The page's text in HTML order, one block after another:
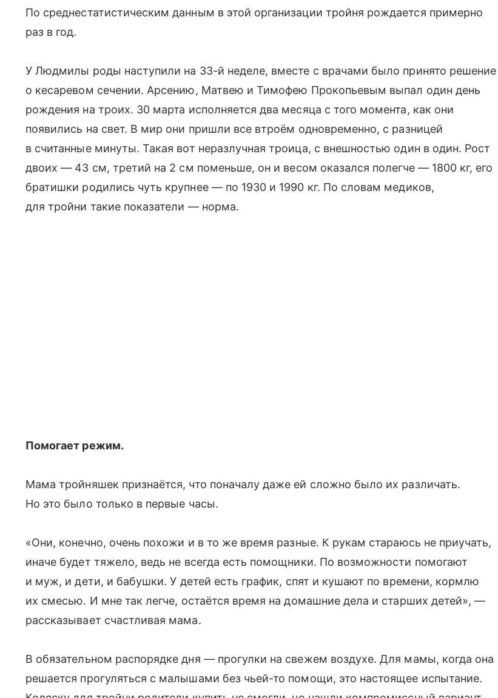
По среднестатистическим данным в этой организации тройня рождается примерно
раз в год.
У Людмилы роды наступили на 33-й неделе, вместе с врачами было принято решение
о кесаревом сечении. Арсению, Матвею и Тимофею Прокопьевым выпал один день
рождения на троих. 30 марта исполняется два месяца с того момента, как они
появились на свет. В мир они пришли все втроём одновременно, с разницей
в считанные минуты. Такая вот неразлучная троица, с внешностью один в один. Рост
двоих — 43 см, третий на 2 см поменьше, он и весом оказался полегче — 1800 кг, его
братишки родились чуть крупнее — по 1930 и 1990 кг. По словам медиков,
для тройни такие показатели — норма.
Помогает режим.
Мама тройняшек признаётся, что поначалу даже ей сложно было их различать.
Но это было только в первые часы.
«Они, конечно, очень похожи и в то же время разные. К рукам стараюсь не приучать,
иначе будет тяжело, ведь не всегда есть помощники. По возможности помогают
и муж, и дети, и бабушки. У детей есть график, спят и кушают по времени, кормлю
их смесью. И мне так легче, остаётся время на домашние дела и старших детей», —
рассказывает счастливая мама.
В обязательном распорядке дня — прогулки на свежем воздухе. Для мамы, когда она
решается прогуляться с малышами без чьей-то помощи, это настоящее испытание.